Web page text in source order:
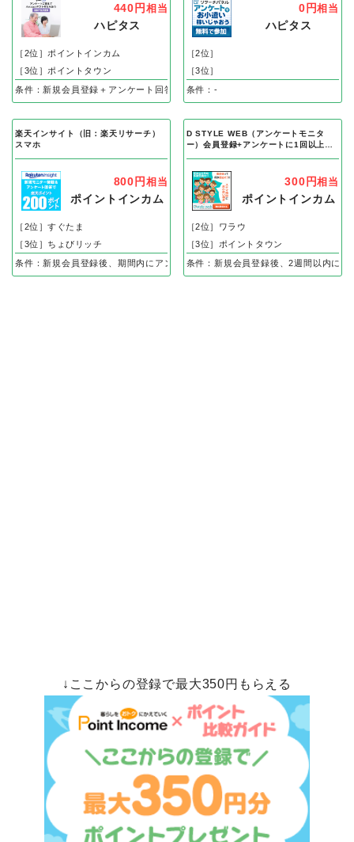
440円 相当
ハピタス
［2位］ポイントインカム
［3位］ポイントタウン
条件：新規会員登録＋アンケート回答
0円相当
ハピタス
［2位］
［3位］
条件：-
楽天インサイト（旧：楽天リサーチ）
スマホ
800円 相当
ポイントインカム
［2位］すぐたま
［3位］ちょびリッチ
条件：新規会員登録後、期間内にアンケート回答
D STYLE WEB（アンケートモニタ
ー）会員登録+アンケートに1回以上回
300円相当
ポイントインカム
［2位］ワラウ
［3位］ポイントタウン
条件：新規会員登録後、2週間以内にア
↓ここからの登録で最大350円もらえる